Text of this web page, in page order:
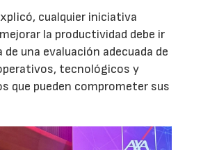
cualquier iniciativa
la productividad debe ir
de una evaluación adecuada de
tecnológicos y
que pueden comprometer sus